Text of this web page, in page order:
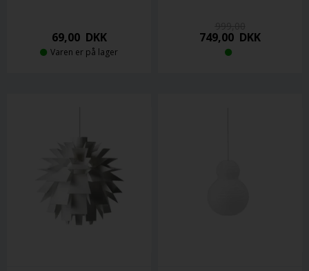
69,00DKK
Varen er på lager
749,00 DKK